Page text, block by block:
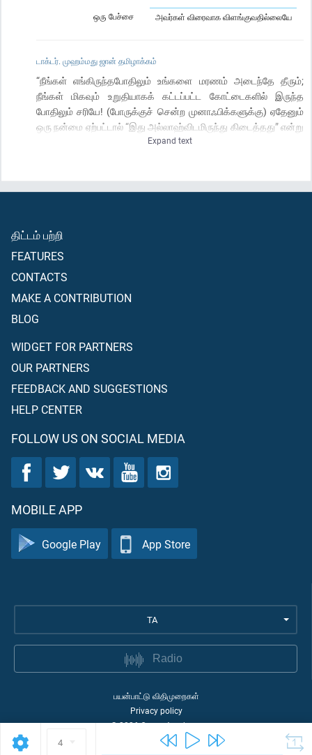
4
அவர்கள் விரைவாக விளங்குவதில்லையே
ஒரு பேச்சை
டாக்டர். முஹம்மது ஜான் தமிழாக்கம்
“நீங்கள் எங்கிருந்தபோதிலும் உங்களை மரணம் அடைந்தே தீரும்;
நீங்கள் மிகவும் உறுதியாகக் கட்டப்பட்ட கோட்டைகளில் இருந்த
போதிலும் சரியே! (போருக்குச் சென்ற முனாஃபிக்களுக்கு) ஏதேனும்
ஒரு நன்மை ஏற்பட்டால் “இது அல்லாஹ்விடமிருந்து கிடைத்தது” என்று
கூறுகிறார்கள்; ஆனால், அவர்களுக்கு ஏதாவது தீங்கு ஏற்பட்டாலோ,
Expand text
திட்டம் பற்றி
FEATURES
CONTACTS
MAKE A CONTRIBUTION
BLOG
WIDGET FOR PARTNERS
OUR PARTNERS
FEEDBACK AND SUGGESTIONS
HELP CENTER
FOLLOW US ON SOCIAL MEDIA
MOBILE APP
Google Play App Store
TA
Radio
பயன்பாட்டு விதிமுறைகள்
Privacy policy
©2026Quran Academy